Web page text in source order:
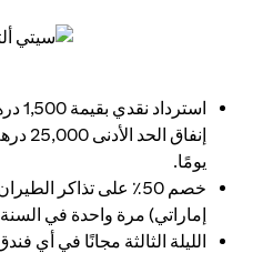
يومًا.
إماراتي) مرة واحدة في
الليلة الثالثة مجانًا في أي